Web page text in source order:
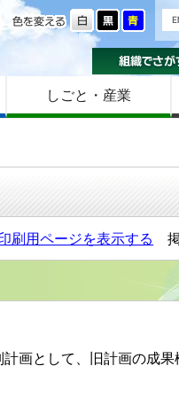
色を変える
しごと・産業
刷用ページを表示する 掲
画として、旧計画の成